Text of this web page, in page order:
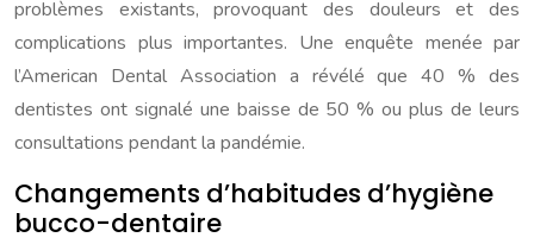
problèmes existants, provoquant des douleurs et des
complications plus importantes. Une enquête menée par
l’American Dental Association a révélé que 40 % des
dentistes ont signalé une baisse de 50 % ou plus de leurs
consultations pendant la pandémie.
Changements d’habitudes d’hygiène
bucco-dentaire